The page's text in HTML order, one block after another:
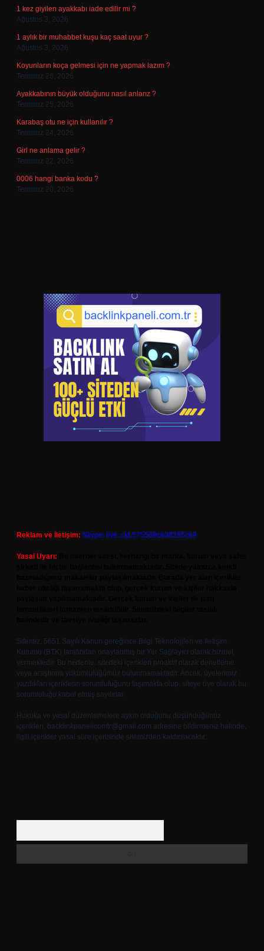
1 kez giyilen ayakkabı iade edilir mi ?
Ağustos 3, 2026
1 aylık bir muhabbet kuşu kaç saat uyur ?
Ağustos 3, 2026
Koyunların koça gelmesi için ne yapmak lazım ?
Temmuz 26, 2026
Ayakkabının büyük olduğunu nasıl anlarız ?
Temmuz 25, 2026
Karabaş otu ne için kullanılır ?
Temmuz 24, 2026
Girl ne anlama gelir ?
Temmuz 22, 2026
0006 hangi banka kodu ?
Temmuz 20, 2026
Reklam ve İletişim: Skype: live:.cid.575569c608265c69
Yasal Uyarı:
Sitemiz, 5651 Sayılı Kanun gereğince Bilgi Teknolojileri ve İletişim
Kurumu (BTK) tarafından onaylanmış bir Yer Sağlayıcı olarak hizmet
vermektedir. Bu nedenle, sitedeki içerikleri proaktif olarak denetleme
veya araştırma yükümlülüğümüz bulunmamaktadır. Ancak, üyelerimiz
yazdıkları içeriklerin sorumluluğunu taşımakta olup, siteye üye olarak bu
sorumluluğu kabul etmiş sayılırlar.
Hukuka ve yasal düzenlemelere aykırı olduğunu düşündüğünüz
içerikleri, backlinkpanelicomtr@gmail.com adresine bildirmeniz halinde,
ilgili içerikler yasal süre içerisinde sitemizden kaldırılacaktır.